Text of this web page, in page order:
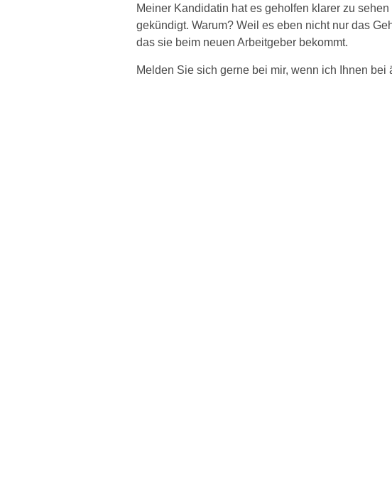
Meiner Kandidatin hat es geholfen klarer zu
gekündigt. Warum? Weil es eben nicht nur das
das sie beim neuen Arbeitgeber bekommt.
Melden Sie sich gerne bei mir, wenn ich Ihnen